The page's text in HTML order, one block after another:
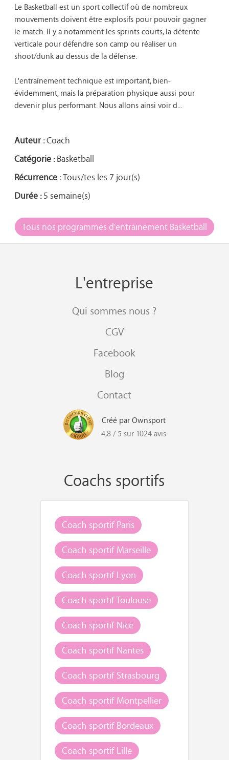
Le Basketball est un sport collectif où de nombreux
mouvements doivent être explosifs pour pouvoir gagner
le match. Il y a notamment les sprints courts, la détente
verticale pour défendre son camp ou réaliser un
shoot/dunk au dessus de la défense.
L'entraînement technique est important, bien-
évidemment, mais la préparation physique aussi pour
devenir plus performant. Nous allons ainsi voir d...
Auteur :Coach
Catégorie :Basketball
Récurrence :Tous/tes les 7 jour(s)
Durée :5 semaine(s)
Tous nos programmes d'entrainement Basketball
L'entreprise
Qui sommes nous ?
CGV
Facebook
Blog
Contact
Créé par Ownsport
4,8 / 5 sur 1024 avis
Coachs sportifs
Coach sportif Paris
Coach sportif Marseille
Coach sportif Lyon
Coach sportif Toulouse
Coach sportif Nice
Coach sportif Nantes
Coach sportif Strasbourg
Coach sportif Montpellier
Coach sportif Bordeaux
Coach sportif Lille